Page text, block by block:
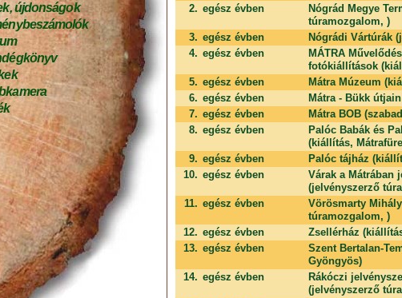
újdonságok
2. egész évben
Nógrád Megye
túramozgalom, )
3. egész évben
Nógrádi Vártúrák
4. egész évben
MÁTRA
fotókiállítások
5. egész évben
Mátra Múzeum
6. egész évben
Mátra - Bükk
7. egész évben
Mátra BOB
8. egész évben
Palóc Babák és
(kiállítás,
9. egész évben
Palóc tájház
10. egész évben
Várak a Mátrában
(jelvényszerző
11. egész évben
Vörösmarty
túramozgalom, )
12. egész évben
Zsellérház
13. egész évben
Szent Bertalan-
Gyöngyös)
14. egész évben
Rákóczi
(jelvényszerző